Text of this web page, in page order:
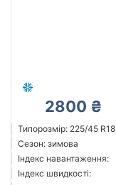
2800 ₴
Типорозмір: 225/45 R18
Сезон: зимова
Індекс навантаження:
Індекс швидкості: